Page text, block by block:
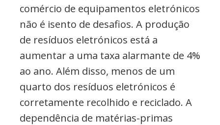
comércio de equipamentos eletrónicos
não é isento de desafios. A produção
de resíduos eletrónicos está a
aumentar a uma taxa alarmante de 4%
ao ano. Além disso, menos de um
quarto dos resíduos eletrónicos é
corretamente recolhido e reciclado. A
dependência de matérias-primas